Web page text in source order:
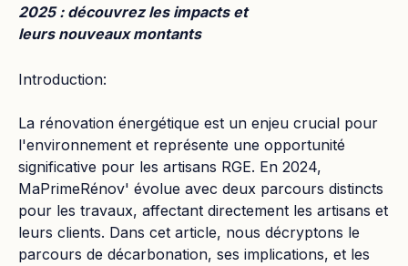
2025 : découvrez les impacts et
leurs nouveaux montants
Introduction:
La rénovation énergétique est un enjeu crucial pour
l'environnement et représente une opportunité
significative pour les artisans RGE. En 2024,
MaPrimeRénov' évolue avec deux parcours distincts
pour les travaux, affectant directement les artisans et
leurs clients. Dans cet article, nous décryptons le
parcours de décarbonation, ses implications, et les